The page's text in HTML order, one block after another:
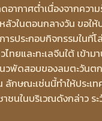
ากาศต่ำเนื่องจากคว
วในตอนกลางวัน ขอใ
รประกอบกิจกรรมในที่
ทยและทะเลจีนใต้ เข้
วพัดสอบของลมตะวันต
กษณะเช่นนี้ทำให้ประ
ชนในบริเวณดังกล่าว ร